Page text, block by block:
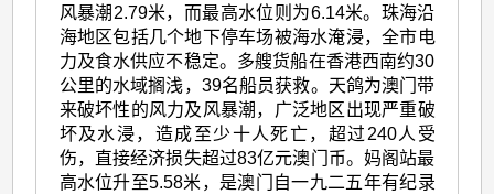
风暴潮2.79米，而最高水位则为6.14米。珠海沿
海地区包括几个地下停车场被海水淹浸，全市电
力及食水供应不稳定。多艘货船在香港西南约30
公里的水域搁浅，39名船员获救。天鸽为澳门带
来破坏性的风力及风暴潮，广泛地区出现严重破
坏及水浸，造成至少十人死亡，超过240人受
伤，直接经济损失超过83亿元澳门币。妈阁站最
高水位升至5.58米，是澳门自一九二五年有纪录